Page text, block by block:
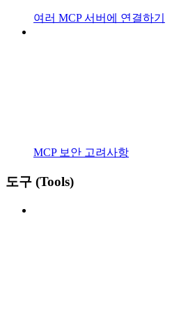
여러 MCP 서버에 연결하기
MCP 보안 고려사항
도구 (Tools)